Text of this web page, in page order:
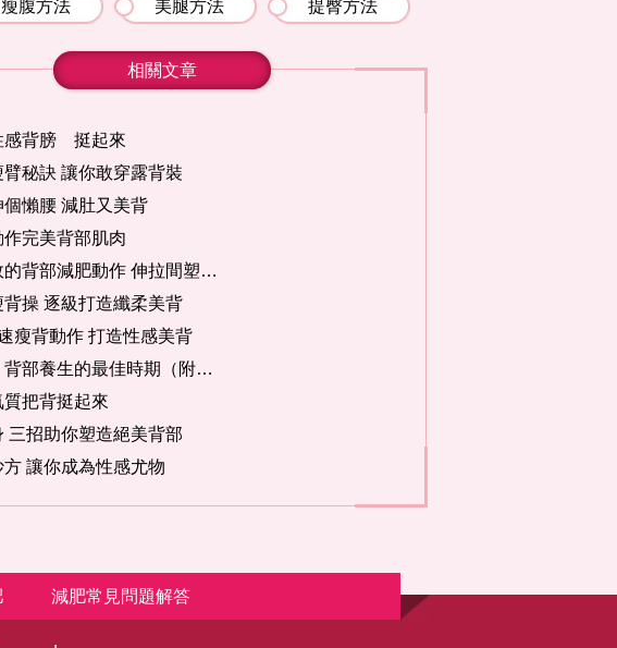
瘦腹方法 美腿方法 提臀方法
相關文章
感背膀 挺起來
臂秘訣 讓你敢穿露背裝
個懶腰 減肚又美背
作完美背部肌肉
最有效的背部減肥動作 伸拉間塑造美背
背操 逐級打造纖柔美背
瘦背動作 打造性感美背
夏季：背部養生的最佳時期（附方法）
質把背挺起來
三招助你塑造絕美背部
方 讓你成為性感尤物
減肥常見問題解答